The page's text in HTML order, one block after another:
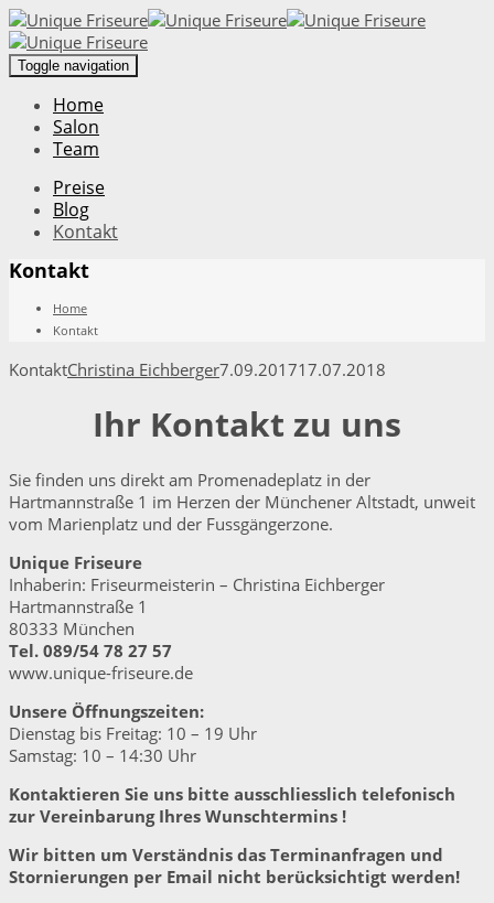
Toggle navigation
Home
Salon
Team
Preise
Blog
Kontakt
Kontakt
Home
Kontakt
KontaktChristina Eichberger7.09.201717.07.2018
Ihr Kontakt zu uns
Sie finden uns direkt am Promenadeplatz in der
Hartmannstraße 1 im Herzen der Münchener Altstadt, unweit
vom Marienplatz und der Fussgängerzone.
Unique Friseure
Inhaberin: Friseurmeisterin – Christina Eichberger
Hartmannstraße 1
80333 München
Tel. 089/54 78 27 57
www.unique-friseure.de
Unsere Öffnungszeiten:
Dienstag bis Freitag: 10 – 19 Uhr
Samstag: 10 – 14:30 Uhr
Kontaktieren Sie uns bitte ausschliesslich telefonisch
zur Vereinbarung Ihres Wunschtermins !
Wir bitten um Verständnis das Terminanfragen und
Stornierungen per Email nicht berücksichtigt werden!